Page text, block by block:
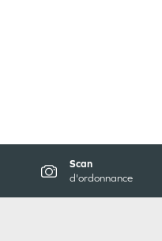
Scan
d'ordonnance